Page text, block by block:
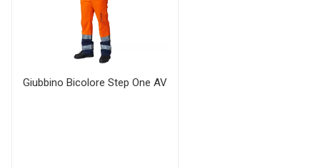
Giubbino Bicolore Step One AV